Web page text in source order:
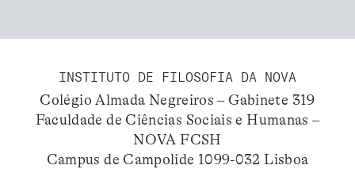
INSTITUTO DE FILOSOFIA DA NOVA
Colégio Almada Negreiros – Gabinete 319
Faculdade de Ciências Sociais e Humanas –
NOVA FCSH
Campus de Campolide 1099-032 Lisboa